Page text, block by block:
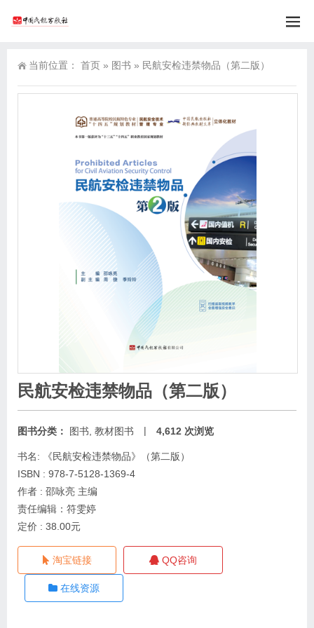
当前位置： 首页 » 图书 » 民航安检违禁物品（第二版）
民航安检违禁物品（第二版）
图书分类： 图书 教材图书 | 4,612 次浏览
书名: 《民航安检违禁物品》（第二版）
ISBN : 978-7-5128-1369-4
作者 : 邵咏亮 主编
责任编辑：符雯婷
定价 : 38.00元
淘宝链接 QQ咨询
在线资源